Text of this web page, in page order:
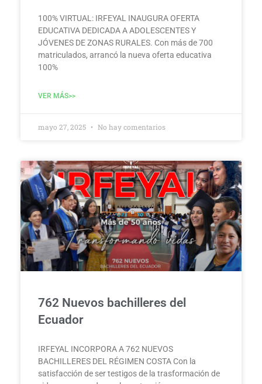
100% VIRTUAL: IRFEYAL INAUGURA OFERTA
EDUCATIVA DEDICADA A ADOLESCENTES Y
JÓVENES DE ZONAS RURALES. Con más de 700
matriculados, arrancó la nueva oferta educativa
100%
VER MÁS>>
mayo 27, 2025 No hay comentarios
762 Nuevos bachilleres del
Ecuador
IRFEYAL INCORPORA A 762 NUEVOS
BACHILLERES DEL RÉGIMEN COSTA Con la
satisfacción de ser testigos de la trasformación de